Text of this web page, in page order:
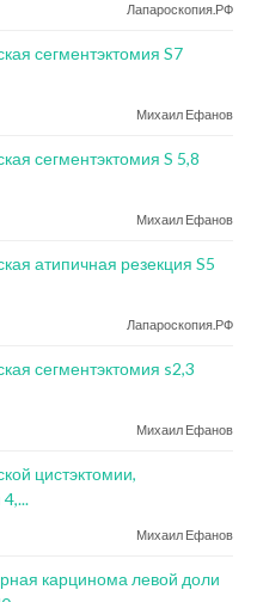
Лапароскопия.РФ
сегментэктомия S7
Михаил Ефанов
сегментэктомия S 5,8
Михаил Ефанов
атипичная резекция S5
Лапароскопия.РФ
сегментэктомия s2,3
Михаил Ефанов
цистэктомии,
Михаил Ефанов
карцинома левой доли